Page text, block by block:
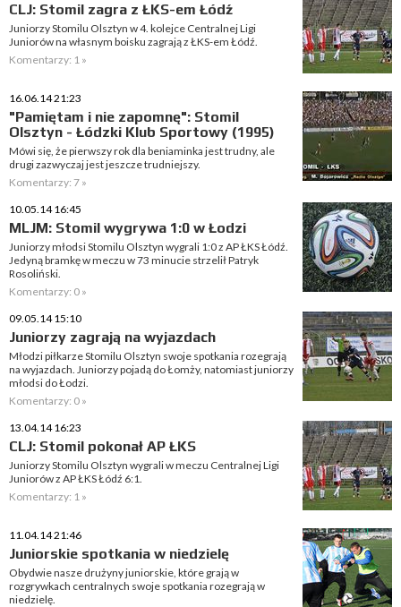
CLJ: Stomil zagra z ŁKS-em Łódź
Juniorzy Stomilu Olsztyn w 4. kolejce Centralnej Ligi
Juniorów na własnym boisku zagrają z ŁKS-em Łódź.
Komentarzy: 1 »
16.06.14 21:23
"Pamiętam i nie zapomnę": Stomil
Olsztyn - Łódzki Klub Sportowy (1995)
Mówi się, że pierwszy rok dla beniaminka jest trudny, ale
drugi zazwyczaj jest jeszcze trudniejszy.
Komentarzy: 7 »
10.05.14 16:45
MLJM: Stomil wygrywa 1:0 w Łodzi
Juniorzy młodsi Stomilu Olsztyn wygrali 1:0 z AP ŁKS Łódź.
Jedyną bramkę w meczu w 73 minucie strzelił Patryk
Rosoliński.
Komentarzy: 0 »
09.05.14 15:10
Juniorzy zagrają na wyjazdach
Młodzi piłkarze Stomilu Olsztyn swoje spotkania rozegrają
na wyjazdach. Juniorzy pojadą do Łomży, natomiast juniorzy
młodsi do Łodzi.
Komentarzy: 0 »
13.04.14 16:23
CLJ: Stomil pokonał AP ŁKS
Juniorzy Stomilu Olsztyn wygrali w meczu Centralnej Ligi
Juniorów z AP ŁKS Łódź 6:1.
Komentarzy: 1 »
11.04.14 21:46
Juniorskie spotkania w niedzielę
Obydwie nasze drużyny juniorskie, które grają w
rozgrywkach centralnych swoje spotkania rozegrają w
niedzielę.